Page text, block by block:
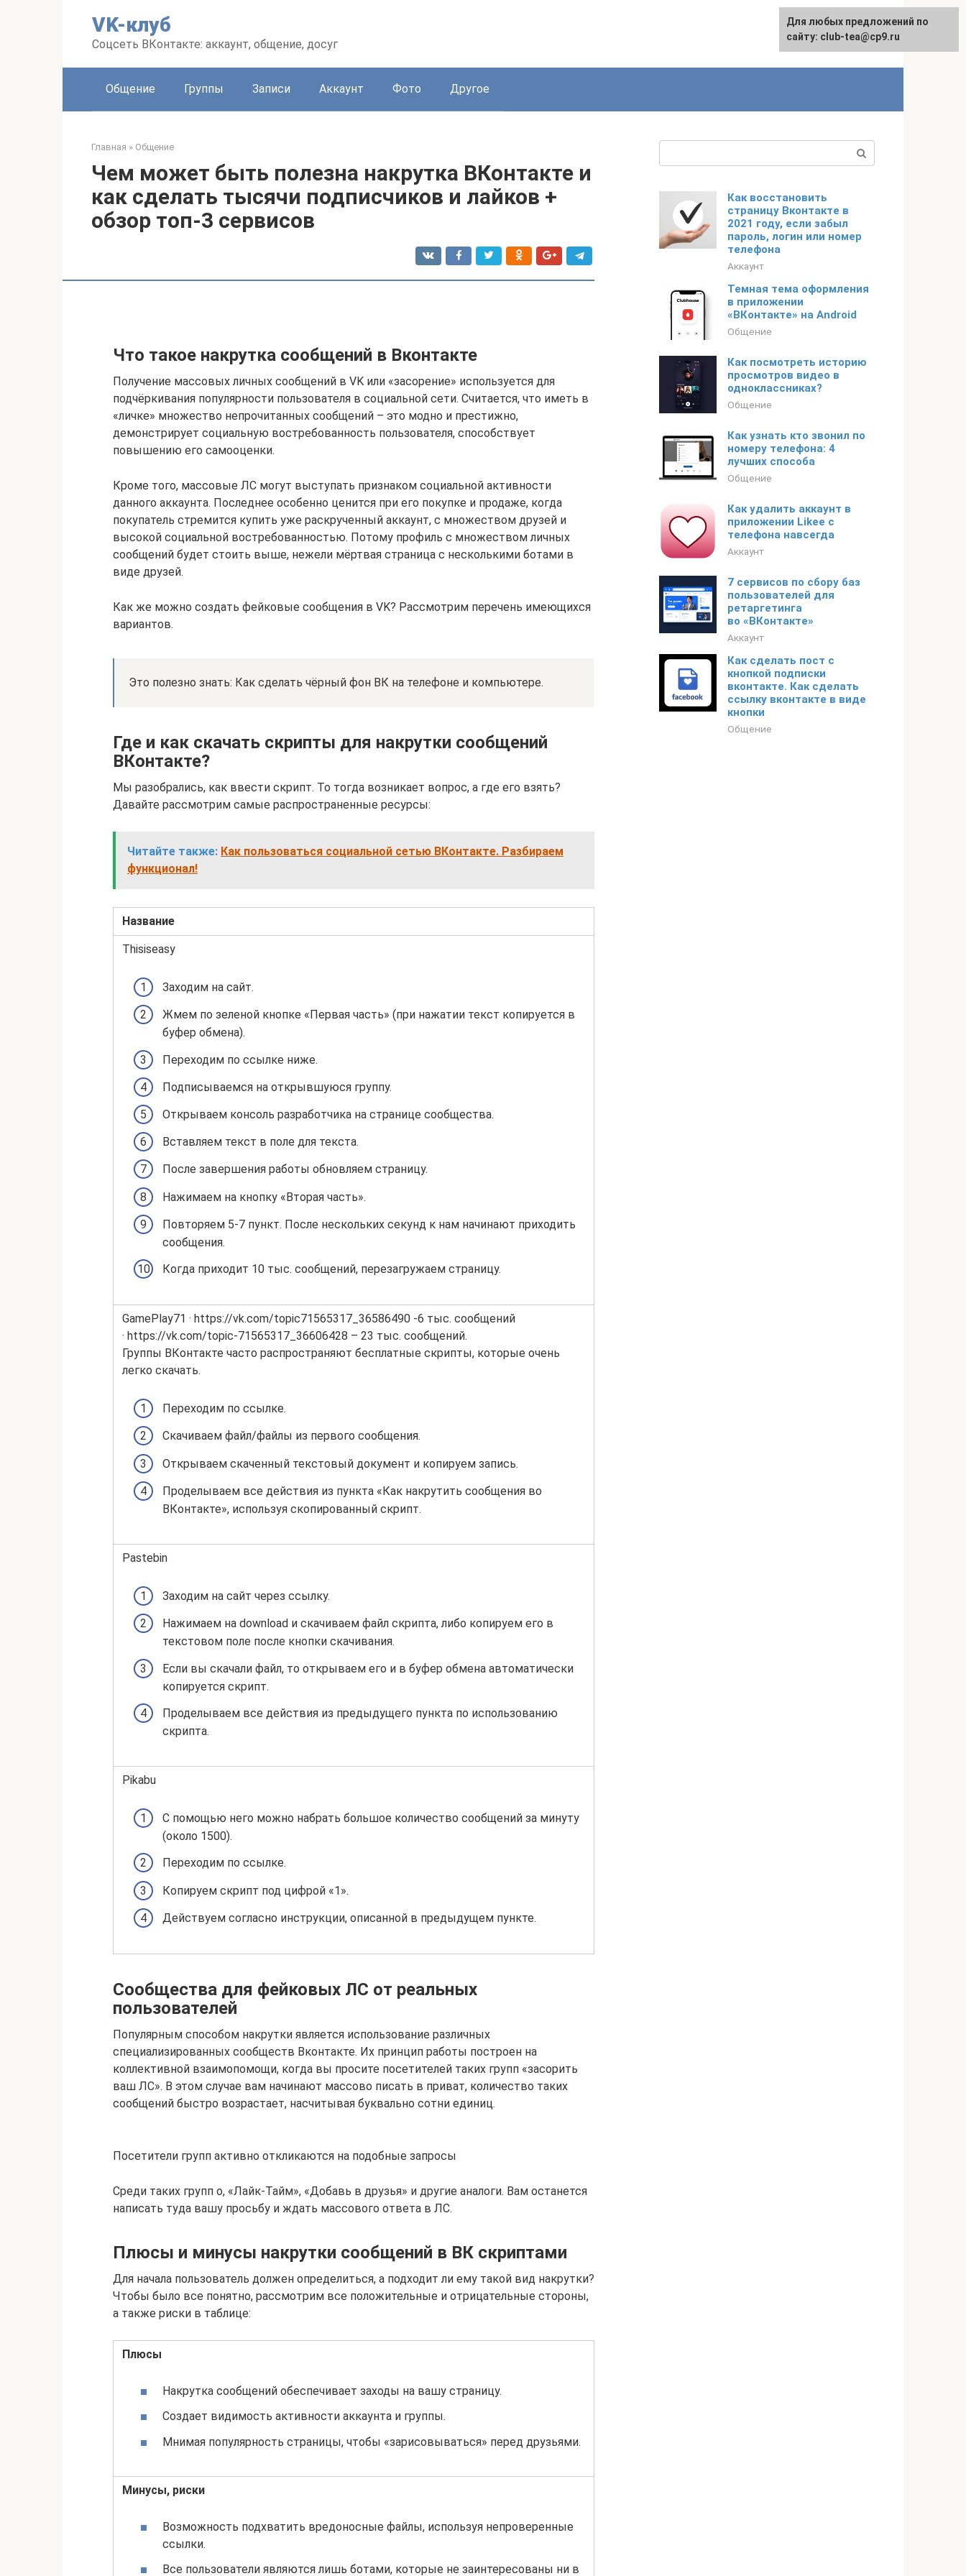
VK-клуб
Соцсеть ВКонтакте: аккаунт, общение, досуг
Общение Группы Записи Аккаунт Фото Другое
Главная » Общение
Чем может быть полезна накрутка ВКонтакте и
как сделать тысячи подписчиков и лайков +
обзор топ-3 сервисов
Что такое накрутка сообщений в Вконтакте
Получение массовых личных сообщений в VK или «засорение» используется для
подчёркивания популярности пользователя в социальной сети. Считается, что иметь в
«личке» множество непрочитанных сообщений – это модно и престижно,
демонстрирует социальную востребованность пользователя, способствует
повышению его самооценки.
Кроме того, массовые ЛС могут выступать признаком социальной активности
данного аккаунта. Последнее особенно ценится при его покупке и продаже, когда
покупатель стремится купить уже раскрученный аккаунт, с множеством друзей и
высокой социальной востребованностью. Потому профиль с множеством личных
сообщений будет стоить выше, нежели мёртвая страница с несколькими ботами в
виде друзей.
Как же можно создать фейковые сообщения в VK? Рассмотрим перечень имеющихся
вариантов.
Это полезно знать: Как сделать чёрный фон ВК на телефоне и компьютере.
Где и как скачать скрипты для накрутки сообщений
ВКонтакте?
Мы разобрались, как ввести скрипт. То тогда возникает вопрос, а где его взять?
Давайте рассмотрим самые распространенные ресурсы:
Читайте также: Как пользоваться социальной сетью ВКонтакте. Разбираем
функционал!
Название
Thisiseasy
Заходим на сайт.
Жмем по зеленой кнопке «Первая часть» (при нажатии текст копируется в
буфер обмена).
Переходим по ссылке ниже.
Подписываемся на открывшуюся группу.
Открываем консоль разработчика на странице сообщества.
Вставляем текст в поле для текста.
После завершения работы обновляем страницу.
Нажимаем на кнопку «Вторая часть».
Повторяем 5-7 пункт. После нескольких секунд к нам начинают приходить
сообщения.
Когда приходит 10 тыс. сообщений, перезагружаем страницу.
GamePlay71 · https://vk.com/topic71565317_36586490 -6 тыс. сообщений
· https://vk.com/topic-71565317_36606428 – 23 тыс. сообщений.
Группы ВКонтакте часто распространяют бесплатные скрипты, которые очень
легко скачать.
Переходим по ссылке.
Скачиваем файл/файлы из первого сообщения.
Открываем скаченный текстовый документ и копируем запись.
Проделываем все действия из пункта «Как накрутить сообщения во
ВКонтакте», используя скопированный скрипт.
Pastebin
Заходим на сайт через ссылку.
Нажимаем на download и скачиваем файл скрипта, либо копируем его в
текстовом поле после кнопки скачивания.
Если вы скачали файл, то открываем его и в буфер обмена автоматически
копируется скрипт.
Проделываем все действия из предыдущего пункта по использованию
скрипта.
Pikabu
С помощью него можно набрать большое количество сообщений за минуту
(около 1500).
Переходим по ссылке.
Копируем скрипт под цифрой «1».
Действуем согласно инструкции, описанной в предыдущем пункте.
Сообщества для фейковых ЛС от реальных
пользователей
Популярным способом накрутки является использование различных
специализированных сообществ Вконтакте. Их принцип работы построен на
коллективной взаимопомощи, когда вы просите посетителей таких групп «засорить
ваш ЛС». В этом случае вам начинают массово писать в приват, количество таких
сообщений быстро возрастает, насчитывая буквально сотни единиц.
Посетители групп активно откликаются на подобные запросы
Среди таких групп о, «Лайк-Тайм», «Добавь в друзья» и другие аналоги. Вам останется
написать туда вашу просьбу и ждать массового ответа в ЛС.
Плюсы и минусы накрутки сообщений в ВК скриптами
Для начала пользователь должен определиться, а подходит ли ему такой вид накрутки?
Чтобы было все понятно, рассмотрим все положительные и отрицательные стороны,
а также риски в таблице:
Плюсы
Накрутка сообщений обеспечивает заходы на вашу страницу.
Создает видимость активности аккаунта и группы.
Мнимая популярность страницы, чтобы «зарисовываться» перед друзьями.
Минусы, риски
Возможность подхватить вредоносные файлы, используя непроверенные
ссылки.
Все пользователи являются лишь ботами, которые не заинтересованы ни в
Как восстановить
страницу Вконтакте в
2021 году, если забыл
пароль, логин или номер
телефона
Аккаунт
Темная тема оформления
в приложении
«ВКонтакте» на Android
Общение
Как посмотреть историю
просмотров видео в
одноклассниках?
Общение
Как узнать кто звонил по
номеру телефона: 4
лучших способа
Общение
Как удалить аккаунт в
приложении Likee с
телефона навсегда
Аккаунт
7 сервисов по сбору баз
пользователей для
ретаргетинга
во «ВКонтакте»
Аккаунт
Как сделать пост с
кнопкой подписки
вконтакте. Как сделать
ссылку вконтакте в виде
кнопки
Общение
Для любых предложений по
сайту: club-tea@cp9.ru